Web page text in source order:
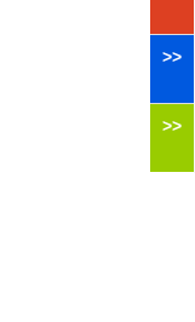
>>
>>